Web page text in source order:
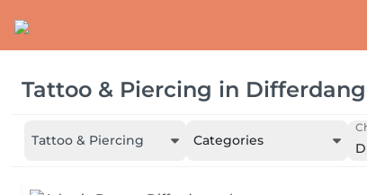
Tattoo & Piercing in
Tattoo & Piercing Categories